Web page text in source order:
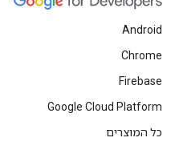
Android
Chrome
Firebase
Google Cloud Platform
כל המוצרים